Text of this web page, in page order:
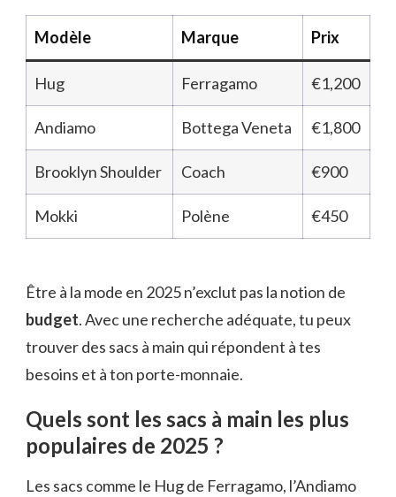
Modèle Marque Prix
Hug Ferragamo €1,200
Andiamo Bottega Veneta €1,800
Brooklyn Shoulder Coach €900
Mokki Polène €450
Être à la mode en 2025 n’exclut pas la notion de
budget. Avec une recherche adéquate, tu peux
trouver des sacs à main qui répondent à tes
besoins et à ton porte-monnaie.
Quels sont les sacs à main les plus
populaires de 2025 ?
Les sacs comme le Hug de Ferragamo, l’Andiamo